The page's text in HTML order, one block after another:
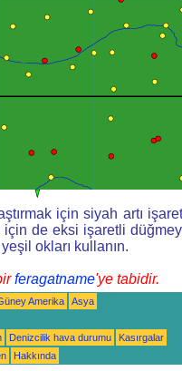
için siyah artı
için de eksi işaretli
okları kullanın.
feragatname'ye tabidir.
Amerika
Asya
Denizcilik hava durumu
Kasırgalar
Hakkında